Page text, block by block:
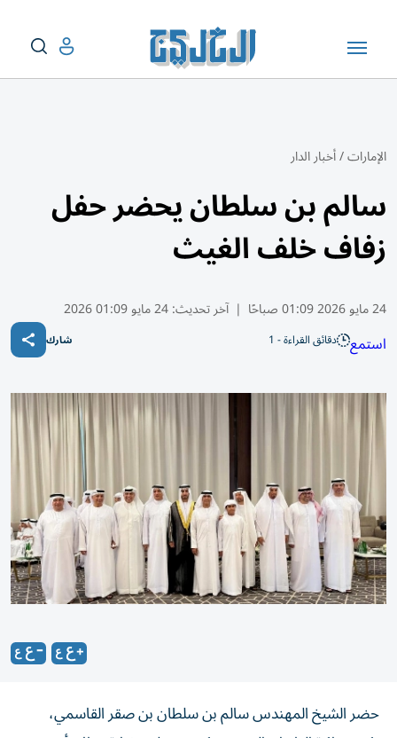
الإمارات/أخبار الدار
سالم بن سلطان يحضر حفل
زفاف خلف الغيث
24 مايو 2026 01:09 صباحًا | آخر تحديث:24 مايو 01:09 2026
استمع دقائق القراءة - 1 شارك
حضر الشيخ المهندس سالم بن سلطان بن صقر القاسمي،